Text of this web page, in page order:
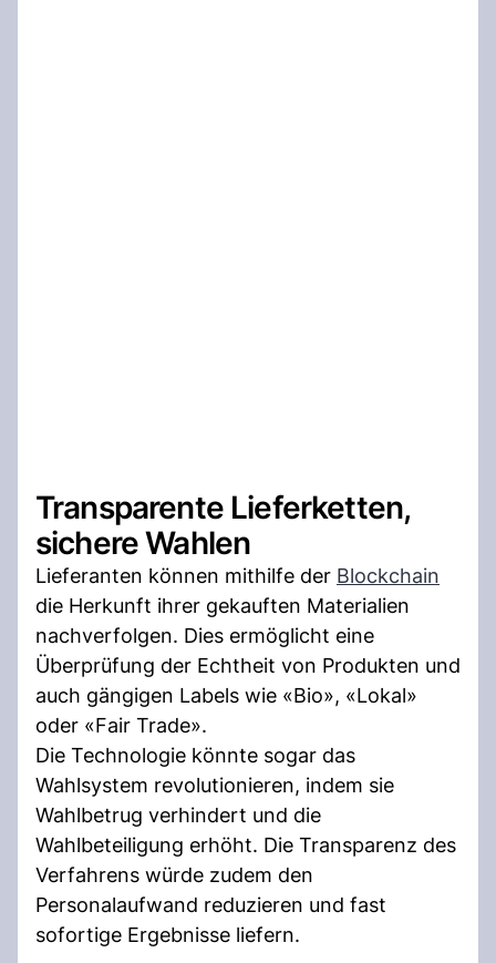
Transparente Lieferketten,
sichere Wahlen
Lieferanten können mithilfe der Blockchain
die Herkunft ihrer gekauften Materialien
nachverfolgen. Dies ermöglicht eine
Überprüfung der Echtheit von Produkten und
auch gängigen Labels wie «Bio», «Lokal»
oder «Fair Trade».
Die Technologie könnte sogar das
Wahlsystem revolutionieren, indem sie
Wahlbetrug verhindert und die
Wahlbeteiligung erhöht. Die Transparenz des
Verfahrens würde zudem den
Personalaufwand reduzieren und fast
sofortige Ergebnisse liefern.